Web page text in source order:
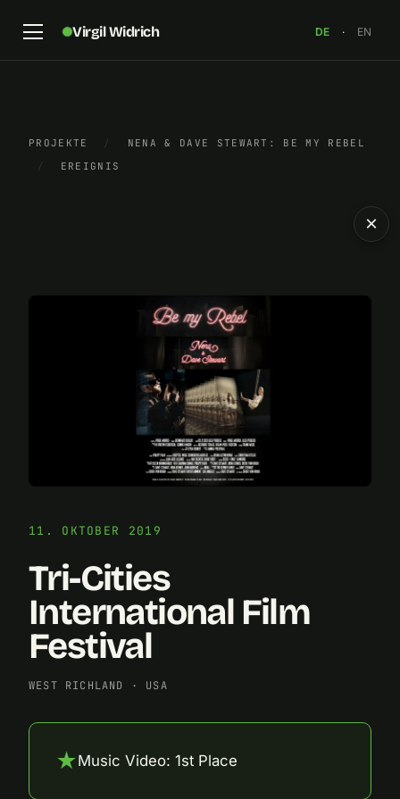
Virgil Widrich DE · EN
PROJEKTE /
NENA & DAVE STEWART: BE MY REBEL
/
EREIGNIS
11. OKTOBER 2019
Tri-Cities
International Film
Festival
WEST RICHLAND · USA
★Music Video: 1st Place
×